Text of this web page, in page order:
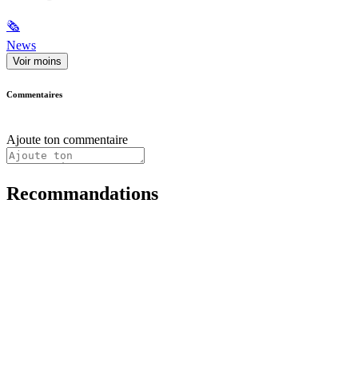
🗞
News
Voir moins
Commentaires
Ajoute ton commentaire
Recommandations